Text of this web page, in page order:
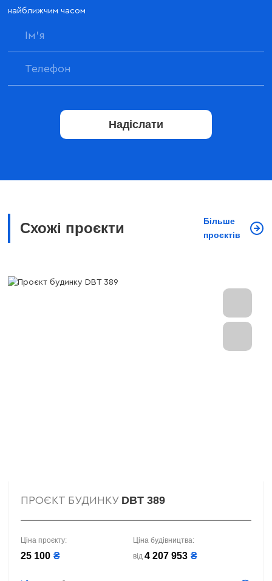
найближчим часом
Надіслати
Схожі проєкти
Більше
проєктів
ПРОЄКТ БУДИНКУ DBT 389
Ціна проєкту:
25 100 ₴
Ціна будівництва:
від 4 207 953 ₴